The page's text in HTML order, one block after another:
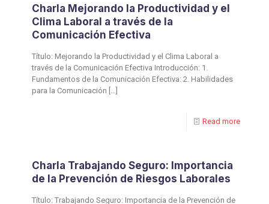
Charla Mejorando la Productividad y el
Clima Laboral a través de la
Comunicación Efectiva
Título: Mejorando la Productividad y el Clima Laboral a
través de la Comunicación Efectiva Introducción: 1.
Fundamentos de la Comunicación Efectiva: 2. Habilidades
para la Comunicación […]
Read more
Charla Trabajando Seguro: Importancia
de la Prevención de Riesgos Laborales
Título: Trabajando Seguro: Importancia de la Prevención de